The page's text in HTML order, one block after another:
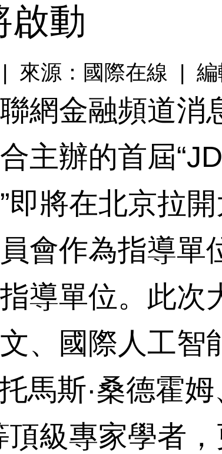
啟動
來源：國際在線 | 編
金融頻道消
主辦的首屆
即將在北京拉
會作為指導單
導單位。此次
、國際人工智
馬斯·桑德霍
頂級專家學者